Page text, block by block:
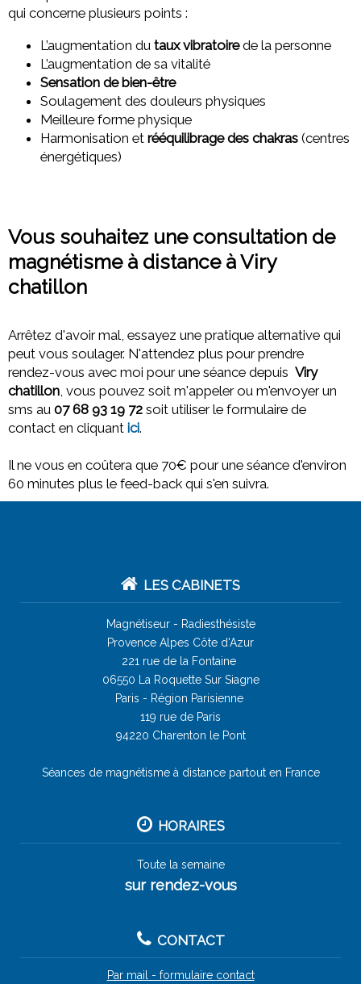
qui concerne plusieurs points :
L’augmentation du taux vibratoirede la personne
L’augmentation de sa vitalité
Sensation de bien-être
Soulagement des douleurs physiques
Meilleure forme physique
Harmonisation et rééquilibrage des chakras (centres
énergétiques)
Vous souhaitez une consultation de
magnétisme à distance à Viry
chatillon
Arrêtez d'avoir mal, essayez une pratique alternative qui
peut vous soulager. N'attendez plus pour prendre
rendez-vous avec moi pour une séance depuis Viry
chatillon, vous pouvez soit m'appeler ou m'envoyer un
sms au 07 68 93 19 72 soit utiliser le formulaire de
contact en cliquant ici.
Il ne vous en coûtera que 70€ pour une séance d'environ
60 minutes plus le feed-back qui s'en suivra.
LES CABINETS
Magnétiseur - Radiesthésiste
Provence Alpes Côte d'Azur
221 rue de la Fontaine
06550 La Roquette Sur Siagne
Paris - Région Parisienne
119 rue de Paris
94220 Charenton le Pont
Séances de magnétisme à distance partout en France
HORAIRES
Toute la semaine
sur rendez-vous
CONTACT
Par mail - formulaire contact